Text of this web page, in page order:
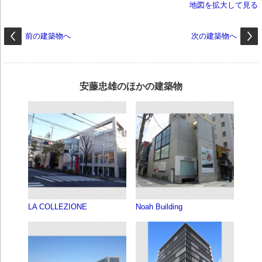
地図を拡大して見る
前の建築物へ 次の建築物へ
安藤忠雄のほかの建築物
LA COLLEZIONE Noah Building